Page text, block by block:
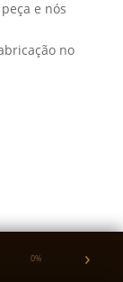
e nós
no
a 15 dias
0% ›